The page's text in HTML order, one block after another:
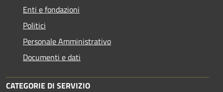
Enti e fondazioni
Politici
Personale Amministrativo
Documenti e dati
CATEGORIE DI SERVIZIO